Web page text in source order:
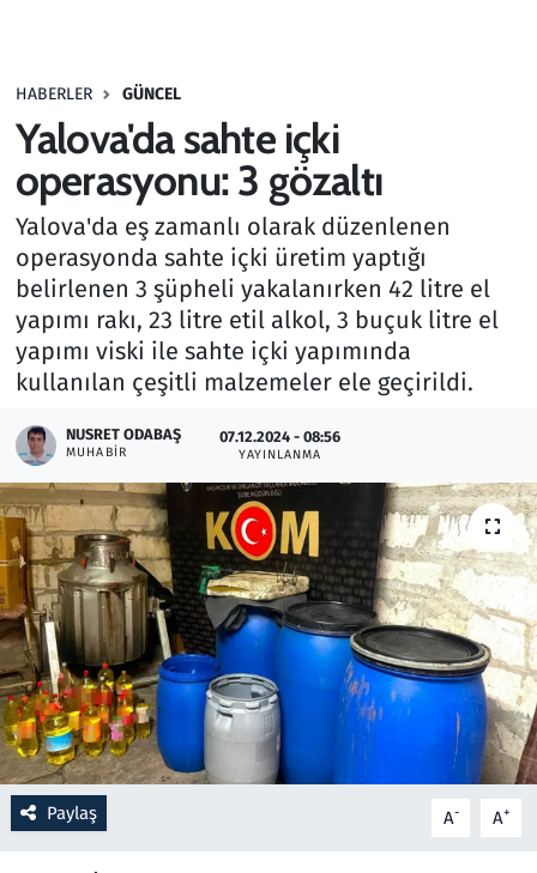
HABERLER GÜNCEL
Yalova'da sahte içki
operasyonu: 3 gözaltı
Yalova'da eş zamanlı olarak düzenlenen
operasyonda sahte içki üretim yaptığı
belirlenen 3 şüpheli yakalanırken 42 litre el
yapımı rakı, 23 litre etil alkol, 3 buçuk litre el
yapımı viski ile sahte içki yapımında
kullanılan çeşitli malzemeler ele geçirildi.
NUSRET ODABAŞ
MUHABIR
07.12.2024 - 08:56
YAYINLANMA
Paylaş A- A+
Haber
Kurumsal Haberler
Lezzet Durağı
Memur ve Kamu
Ramazan
Resmi İlanlar
Rüya Tabirleri
Sağlık
Savunma Sanayi
Seçim 2023